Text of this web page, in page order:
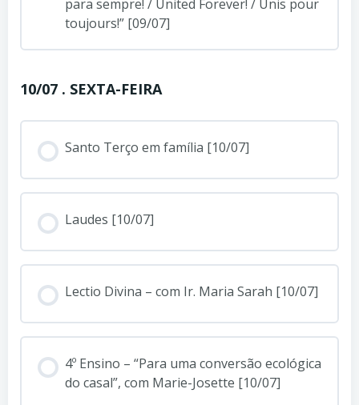
para sempre! / United Forever! / Unis pour
toujours!” [09/07]
10/07 . SEXTA-FEIRA
Santo Terço em família [10/07]
Laudes [10/07]
Lectio Divina – com Ir. Maria Sarah [10/07]
4º Ensino – “Para uma conversão ecológica
do casal”, com Marie-Josette [10/07]